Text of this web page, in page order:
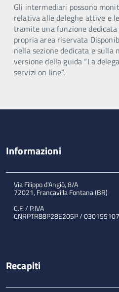
Gli intermediari possono
relativa alle deleghe attive e
tramite una funzione
propria area riservata
nella sezione dedicata e
versione della guida “La
servizi on line”.
Informazioni
Via Filippo d'Angiò, 8/A
72021, Francavilla Fontana (BR)
C.F. / P.IVA
CNRPTR88P28E205P /
Recapiti